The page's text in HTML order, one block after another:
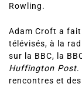
Rowling.
Adam Croft a fait
télévisés, à la
sur la BBC, la
Huffington Post.
rencontres et